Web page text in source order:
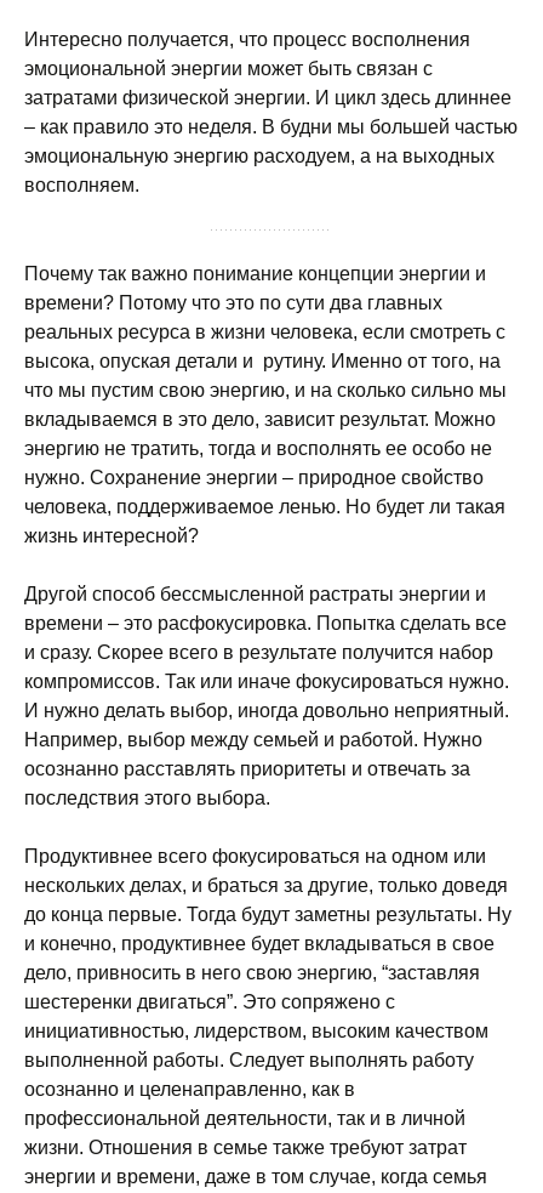
Интересно получается, что процесс восполнения
эмоциональной энергии может быть связан с
затратами физической энергии. И цикл здесь длиннее
– как правило это неделя. В будни мы большей частью
эмоциональную энергию расходуем, а на выходных
восполняем.
Почему так важно понимание концепции энергии и
времени? Потому что это по сути два главных
реальных ресурса в жизни человека, если смотреть с
высока, опуская детали и рутину. Именно от того, на
что мы пустим свою энергию, и на сколько сильно мы
вкладываемся в это дело, зависит результат. Можно
энергию не тратить, тогда и восполнять ее особо не
нужно. Сохранение энергии – природное свойство
человека, поддерживаемое ленью. Но будет ли такая
жизнь интересной?
Другой способ бессмысленной растраты энергии и
времени – это расфокусировка. Попытка сделать все
и сразу. Скорее всего в результате получится набор
компромиссов. Так или иначе фокусироваться нужно.
И нужно делать выбор, иногда довольно неприятный.
Например, выбор между семьей и работой. Нужно
осознанно расставлять приоритеты и отвечать за
последствия этого выбора.
Продуктивнее всего фокусироваться на одном или
нескольких делах, и браться за другие, только доведя
до конца первые. Тогда будут заметны результаты. Ну
и конечно, продуктивнее будет вкладываться в свое
дело, привносить в него свою энергию, “заставляя
шестеренки двигаться”. Это сопряжено с
инициативностью, лидерством, высоким качеством
выполненной работы. Следует выполнять работу
осознанно и целенаправленно, как в
профессиональной деятельности, так и в личной
жизни. Отношения в семье также требуют затрат
энергии и времени, даже в том случае, когда семья